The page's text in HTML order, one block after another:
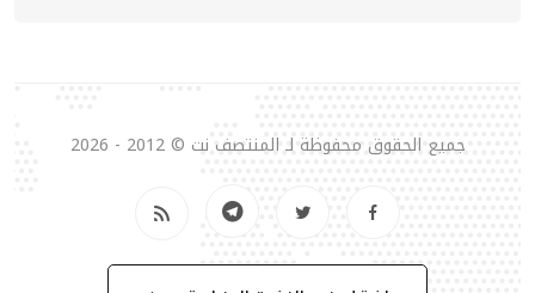
جميع الحقوق محفوظة لـ المنتصف نت © 2012 - 2026